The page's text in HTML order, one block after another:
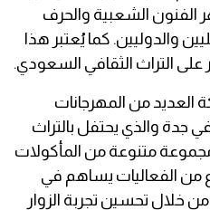
الفنون الشعبية والحرف
والدوليين. كما يُعتبر هذا
على التراث الثقافي السعودي.
العديد من المهرجانات
جدة والذي يحتفل بالتراث
متنوعة من المأكولات
من الفعاليات يساهم في
خلال تحسين تجربة الزوار